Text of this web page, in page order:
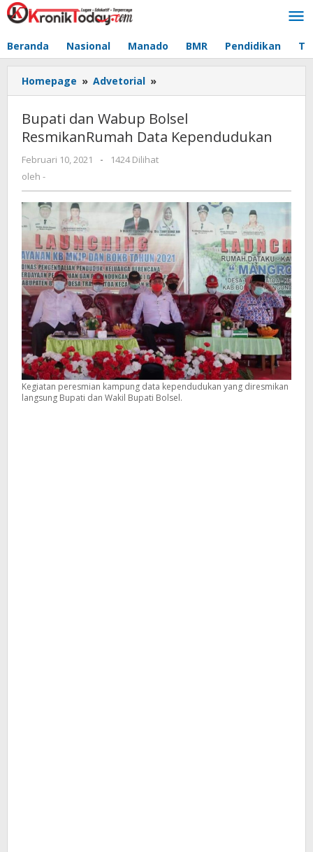
Lewati
ke
Beranda Nasional Manado BMR Pendidikan
Homepage » Advetorial »
dan
Wabup
Bolsel
ResmikanRumah
Bupati dan Wabup Bolsel
ResmikanRumah Data Kependudukan
Februari 10, 2021
oleh
-
1424 Dilihat
oleh -
Kegiatan peresmian kampung data kependudukan yang diresmikan
langsung Bupati dan Wakil Bupati Bolsel.